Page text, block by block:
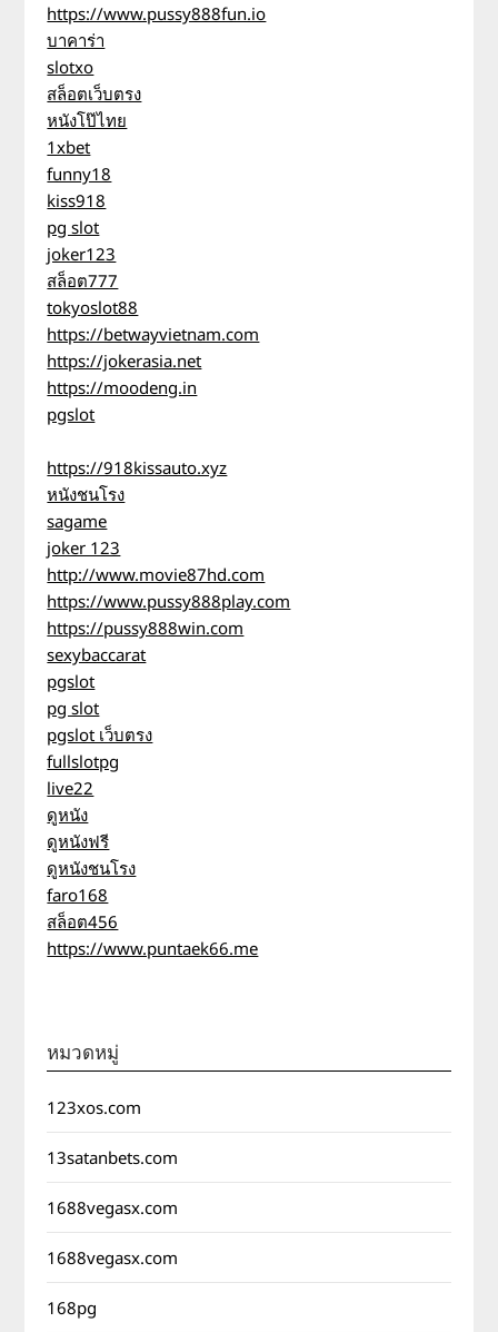
https://www.pussy888fun.io
บาคาร่า
slotxo
สล็อตเว็บตรง
หนังโป๊ไทย
1xbet
funny18
kiss918
pg slot
joker123
สล็อต777
tokyoslot88
https://betwayvietnam.com
https://jokerasia.net
https://moodeng.in
pgslot
https://918kissauto.xyz
หนังชนโรง
sagame
joker 123
http://www.movie87hd.com
https://www.pussy888play.com
https://pussy888win.com
sexybaccarat
pgslot
pg slot
pgslot เว็บตรง
fullslotpg
live22
ดูหนัง
ดูหนังฟรี
ดูหนังชนโรง
faro168
สล็อต456
https://www.puntaek66.me
หมวดหมู่
123xos.com
13satanbets.com
1688vegasx.com
1688vegasx.com
168pg